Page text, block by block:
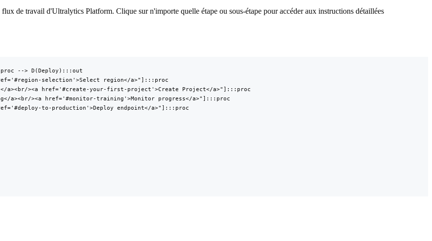
de travail d'Ultralytics Platform. Clique sur n'importe quelle étape ou sous-étape pour accéder aux instructions détaillées
--> D(Deploy):::out
selection'>Select region</a>"]:::proc
a><br/><a href='#create-your-first-project'>Create Project</a>"]:::proc
a><br/><a href='#monitor-training'>Monitor progress</a>"]:::proc
to-production'>Deploy endpoint</a>"]:::proc